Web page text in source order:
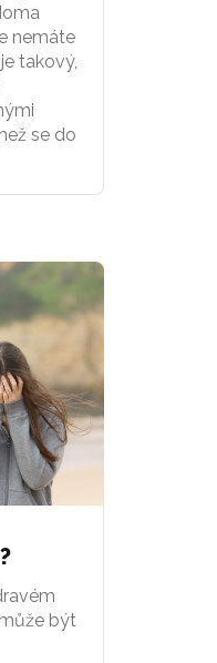
nemáte
takový,
se do
být